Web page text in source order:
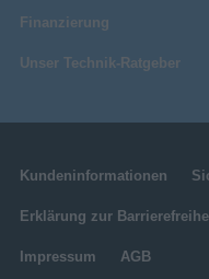
Finanzierung
Unser Technik-Ratgeber
Kundeninformationen
Erklärung zur
Impressum AGB